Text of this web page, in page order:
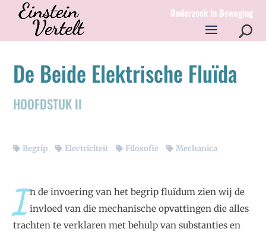
Onderzoek In Beweging
De Beide Elektrische Fluïda
HOOFDSTUK II
Begrip Electriciteit Filosofie Mechanica
In de invoering van het begrip fluïdum zien wij de
invloed van die mechanische opvattingen die alles
trachten te verklaren met behulp van substanties en